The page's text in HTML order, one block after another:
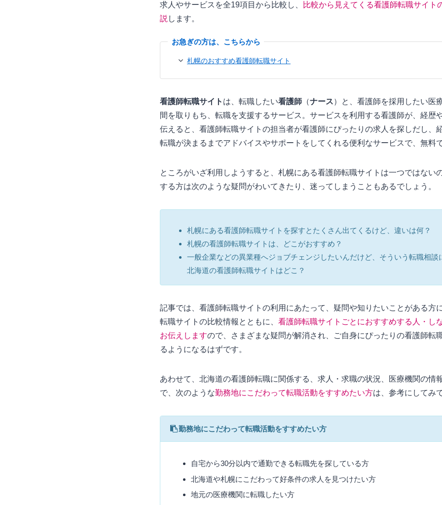
求人やサービスを全19項目から比較し、
比較から見えてくる看護師転職サイト
説します。
札幌のおすすめ看護師転職サイト
看護師転職サイト は、転職したい看護師 （ナース）と、看護師を採用したい医
間を取りもち、転職を支援するサービス。サービスを利用する看護師が、経歴
伝えると、看護師転職サイトの担当者が看護師にぴったりの求人を探しだし、
転職が決まるまでアドバイスやサポートをしてくれる便利なサービスで、無料
ところがいざ利用しようすると、札幌にある看護師転職サイトは一つではない
する方は次のような疑問がわいてきたり、迷ってしまうこともあるでしょう。
札幌にある看護師転職サイトを探すとたくさん出てくるけど、違いは何？
札幌の看護師転職サイトは、どこがおすすめ？
一般企業などの異業種へジョブチェンジしたいんだけど、そういう転職相談
北海道の看護師転職サイトはどこ？
記事では、看護師転職サイトの利用にあたって、疑問や知りたいことがある方
転職サイトの比較情報とともに、 看護師転職サイトごとにおすすめする人・し
お伝えしますので、さまざまな疑問が解消され、ご自身にぴったりの看護師転
るようになるはずです。
あわせて、北海道の看護師転職に関係する、求人・求職の状況、医療機関の情
で、次のような勤務地にこだわって転職活動をすすめたい方は、参考にしてみ
勤務地にこだわって転職活動をすすめたい方
自宅から30分以内で通勤できる転職先を探している方
北海道や札幌にこだわって好条件の求人を見つけたい方
地元の医療機関に転職したい方